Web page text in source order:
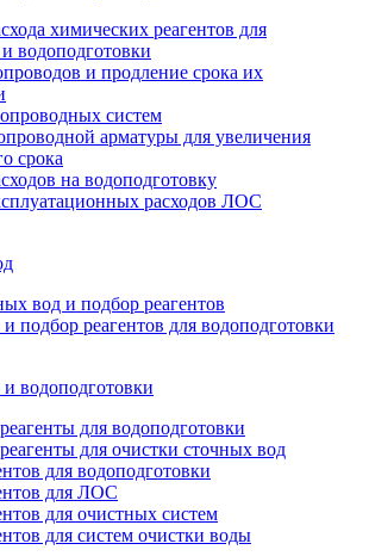
химических реагентов для
водоподготовки
и продление срока их
систем
арматуры для увеличения
срока
на водоподготовку
расходов ЛОС
вод и подбор реагентов
подбор реагентов для водоподготовки
водоподготовки
для водоподготовки
для очистки сточных вод
для водоподготовки
для ЛОС
для очистных систем
для систем очистки воды